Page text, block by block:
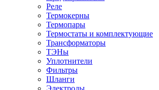
Реле
Термокерны
Термопары
Термостаты и комплектующие
Трансформаторы
ТЭНы
Уплотнители
Фильтры
Шланги
Электроды